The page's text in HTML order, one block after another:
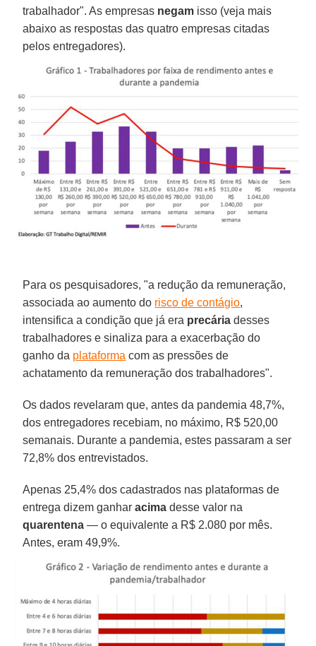
trabalhador". As empresas negam isso (veja mais
abaixo as respostas das quatro empresas citadas
pelos entregadores).
Para os pesquisadores, "a redução da remuneração,
associada ao aumento do risco de contágio,
intensifica a condição que já era precária desses
trabalhadores e sinaliza para a exacerbação do
ganho da plataforma com as pressões de
achatamento da remuneração dos trabalhadores".
Os dados revelaram que, antes da pandemia 48,7%,
dos entregadores recebiam, no máximo, R$ 520,00
semanais. Durante a pandemia, estes passaram a ser
72,8% dos entrevistados.
Apenas 25,4% dos cadastrados nas plataformas de
entrega dizem ganharacima desse valor na
quarentena — o equivalente a R$ 2.080 por mês.
Antes, eram 49,9%.